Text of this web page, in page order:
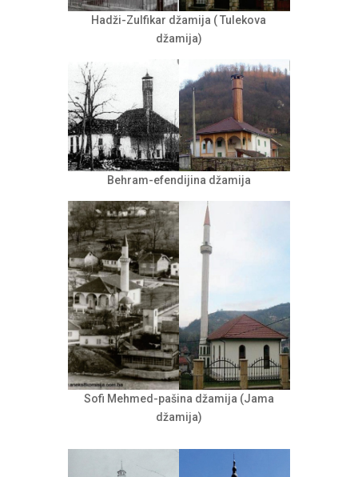
Hadži-Zulfikar džamija ( Tulekova
džamija)
Behram-efendijina džamija
Sofi Mehmed-pašina džamija (Jama
džamija)